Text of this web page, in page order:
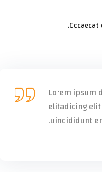
Lorem ipsum
elitadicing
uincididunt